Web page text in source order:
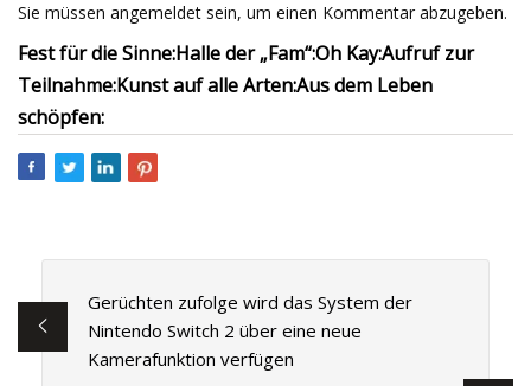
Sie müssen angemeldet sein, um einen Kommentar abzugeben.
Fest für die Sinne:Halle der „Fam“:Oh Kay:Aufruf zur
Teilnahme:Kunst auf alle Arten:Aus dem Leben
schöpfen:
Gerüchten zufolge wird das System der
Nintendo Switch 2 über eine neue
Kamerafunktion verfügen